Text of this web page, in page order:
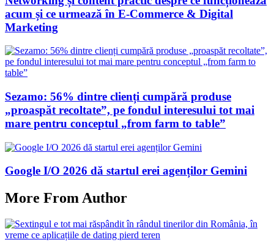
acum și ce urmează în E-Commerce & Digital
Marketing
Sezamo: 56% dintre clienți cumpără produse
„proaspăt recoltate”, pe fondul interesului tot mai
mare pentru conceptul „from farm to table”
Google I/O 2026 dă startul erei agenților Gemini
More From Author